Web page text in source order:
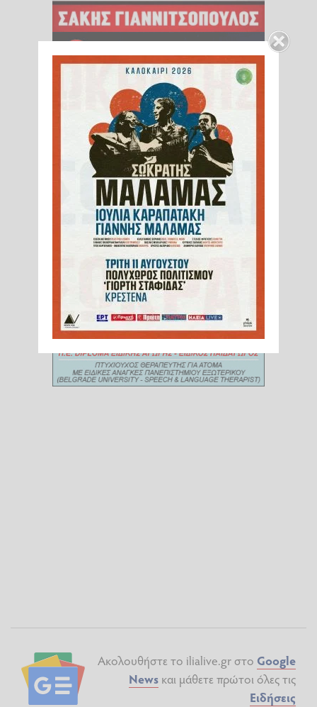
Ακολουθήστε το ilialive.gr στο Google
News και μάθετε πρώτοι όλες τις
Ειδήσεις